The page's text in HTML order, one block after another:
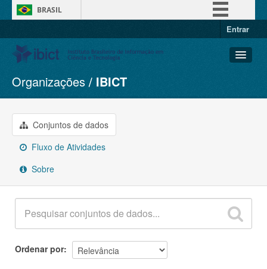
BRASIL
Entrar
Conjuntos de dados
Organizações
Grupos
Sobre
Organizações IBICT
Conjuntos de dados
Fluxo de Atividades
Sobre
Ordenar por